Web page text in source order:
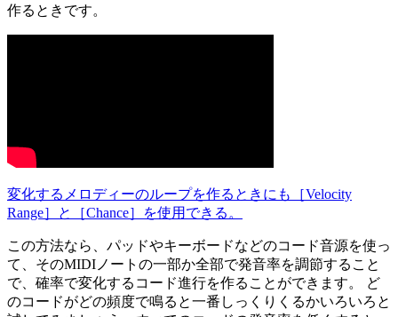
作るときです。
変化するメロディーのループを作るときにも［Velocity
Range］と［Chance］を使用できる。
この方法なら、パッドやキーボードなどのコード音源を使っ
て、そのMIDIノートの一部か全部で発音率を調節すること
で、確率で変化するコード進行を作ることができます。 ど
のコードがどの頻度で鳴ると一番しっくりくるかいろいろと